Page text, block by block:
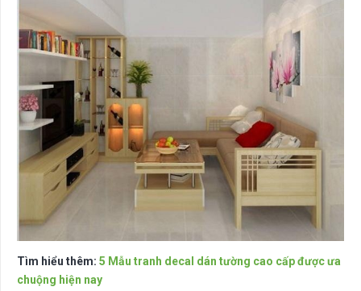
Tìm hiểu thêm: 5 Mẫu tranh decal dán tường cao cấp được ưa
chuộng hiện nay